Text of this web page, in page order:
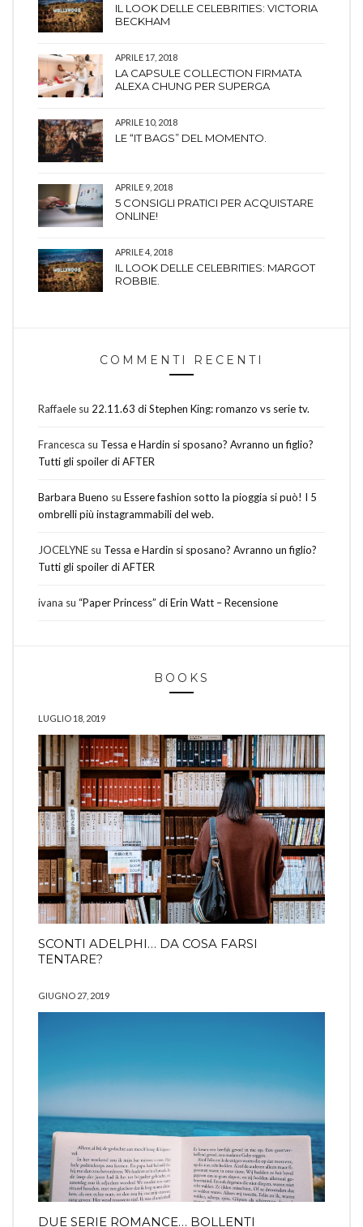
IL LOOK DELLE CELEBRITIES: VICTORIA
BECKHAM
APRILE 17, 2018
LA CAPSULE COLLECTION FIRMATA
ALEXA CHUNG PER SUPERGA
APRILE 10, 2018
LE “IT BAGS” DEL MOMENTO.
APRILE 9, 2018
5 CONSIGLI PRATICI PER ACQUISTARE
ONLINE!
APRILE 4, 2018
IL LOOK DELLE CELEBRITIES: MARGOT
ROBBIE.
COMMENTI RECENTI
Raffaele su 22.11.63 di Stephen King: romanzo vs serie tv.
Francesca su Tessa e Hardin si sposano? Avranno un figlio?
Tutti gli spoiler di AFTER
Barbara Bueno su Essere fashion sotto la pioggia si può! I 5
ombrelli più instagrammabili del web.
JOCELYNE su Tessa e Hardin si sposano? Avranno un figlio?
Tutti gli spoiler di AFTER
ivana su “Paper Princess” di Erin Watt – Recensione
BOOKS
LUGLIO 18, 2019
SCONTI ADELPHI… DA COSA FARSI
TENTARE?
GIUGNO 27, 2019
DUE SERIE ROMANCE… BOLLENTI